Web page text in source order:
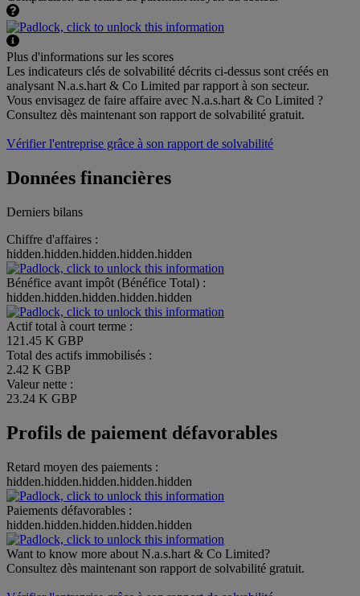
Plus d'informations sur les scores
Les indicateurs clés de solvabilité décrits ci-dessus sont créés en
analysant N.a.s.hart & Co Limited par rapport à son secteur.
Vous envisagez de faire affaire avec N.a.s.hart & Co Limited ?
Consultez dès maintenant son rapport de solvabilité gratuit.
Vérifier l'entreprise grâce à son rapport de solvabilité
Données financières
Derniers bilans
Chiffre d'affaires :
hidden.hidden.hidden.hidden.hidden
Bénéfice avant impôt (Bénéfice Total) :
hidden.hidden.hidden.hidden.hidden
Actif total à court terme :
121.45 K GBP
Total des actifs immobilisés :
2.42 K GBP
Valeur nette :
23.24 K GBP
Profils de paiement défavorables
Retard moyen des paiements :
hidden.hidden.hidden.hidden.hidden
Paiements défavorables :
hidden.hidden.hidden.hidden.hidden
Want to know more about N.a.s.hart & Co Limited?
Consultez dès maintenant son rapport de solvabilité gratuit.